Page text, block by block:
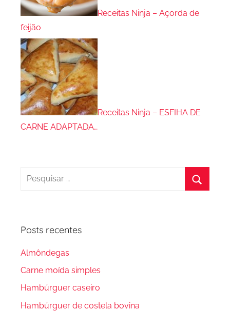
Receitas Ninja – Açorda de
feijão
Receitas Ninja – ESFIHA DE
CARNE ADAPTADA…
Pesquisar
Posts recentes
Almôndegas
Carne moída simples
Hambúrguer caseiro
Hambúrguer de costela bovina